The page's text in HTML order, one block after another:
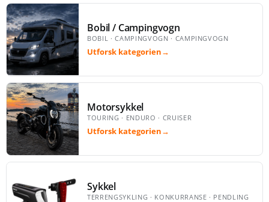
Bobil / Campingvogn
BOBIL · CAMPINGVOGN · CAMPINGVOGN
Utforsk kategorien→
Motorsykkel
TOURING · ENDURO · CRUISER
Utforsk kategorien→
Sykkel
TERRENGSYKLING · KONKURRANSE · PENDLING